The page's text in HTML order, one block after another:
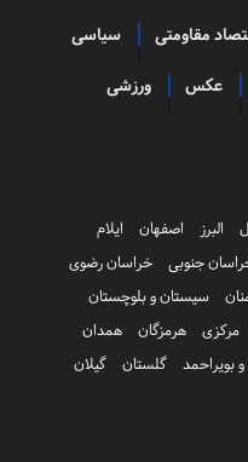
مقاومتی سیاسی
عکس ورزشی
البرز اصفهان
ایلام
جنوبی
خراسان رضوی
سیستان و بلوچستان
مرکزی هرمزگان
همدان
بویراحمد گلستان
گیلان